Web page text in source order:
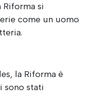
Riforma si
come un uomo
la Riforma è
sono stati